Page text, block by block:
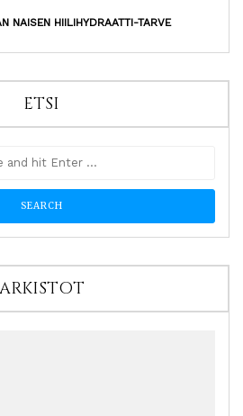
NAISEN HIILIHYDRAATTI-TARVE
ETSI
ARKISTOT